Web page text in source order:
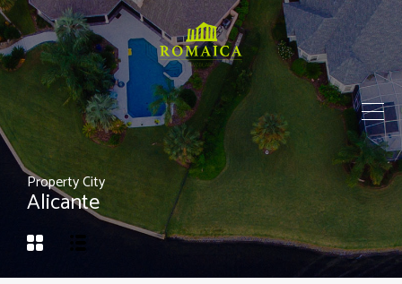
Property City
Alicante